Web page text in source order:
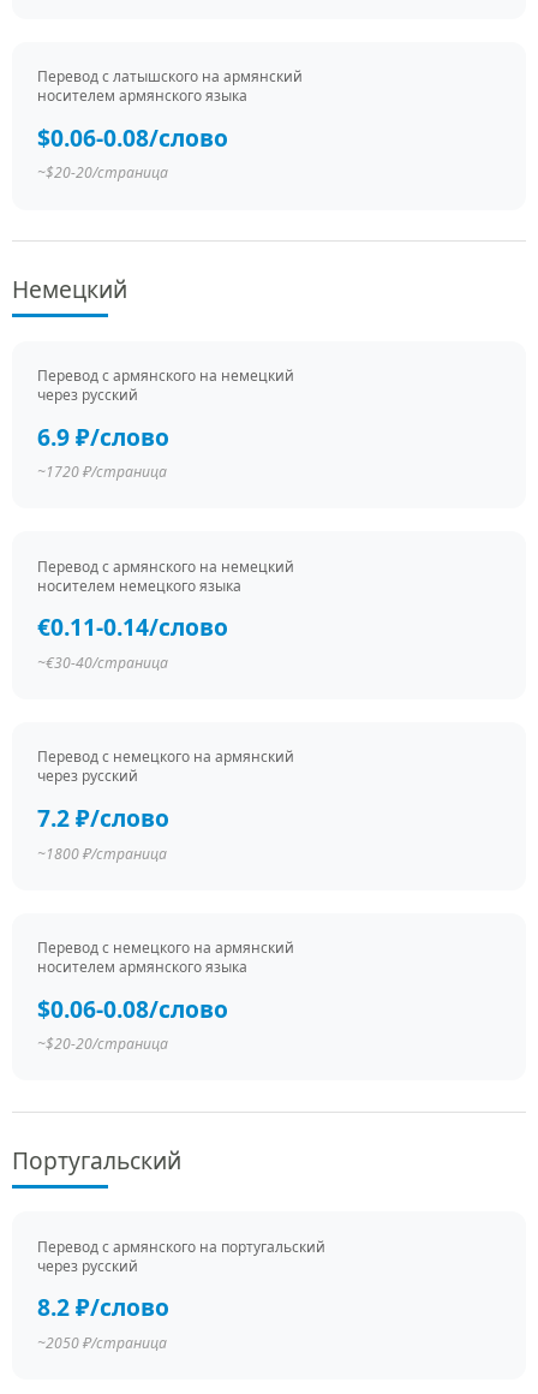
Перевод c латышского на армянский
носителем армянского языка
$0.06-0.08/слово
~$20-20/страница
Немецкий
Перевод c армянского на немецкий
через русский
6.9 ₽/слово
~1720 ₽/страница
Перевод c армянского на немецкий
носителем немецкого языка
€0.11-0.14/слово
~€30-40/страница
Перевод c немецкого на армянский
через русский
7.2 ₽/слово
~1800 ₽/страница
Перевод c немецкого на армянский
носителем армянского языка
$0.06-0.08/слово
~$20-20/страница
Португальский
Перевод c армянского на португальский
через русский
8.2 ₽/слово
~2050 ₽/страница